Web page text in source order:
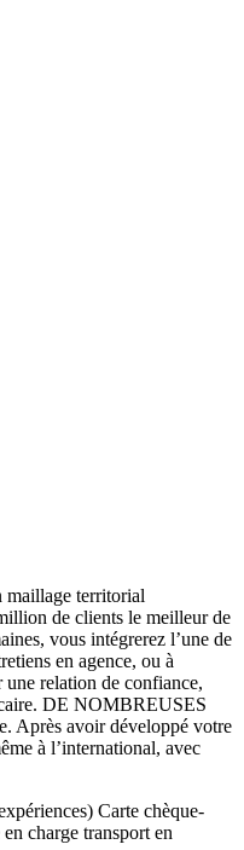
maillage territorial
de clients le meilleur de
vous intégrerez l’une de
en agence, ou à
une relation de confiance,
DE NOMBREUSES
Après avoir développé votre
à l’international, avec
Carte chèque-
charge transport en